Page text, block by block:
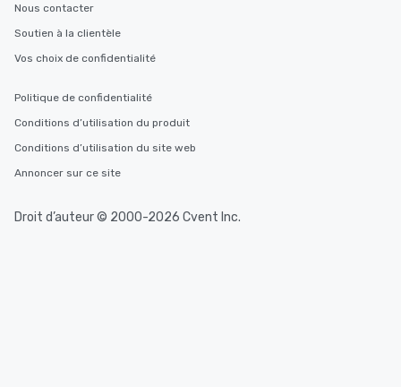
Nous contacter
Soutien à la clientèle
Vos choix de confidentialité
Politique de confidentialité
Conditions d’utilisation du produit
Conditions d’utilisation du site web
Annoncer sur ce site
Droit d’auteur © 2000-2026 Cvent Inc.